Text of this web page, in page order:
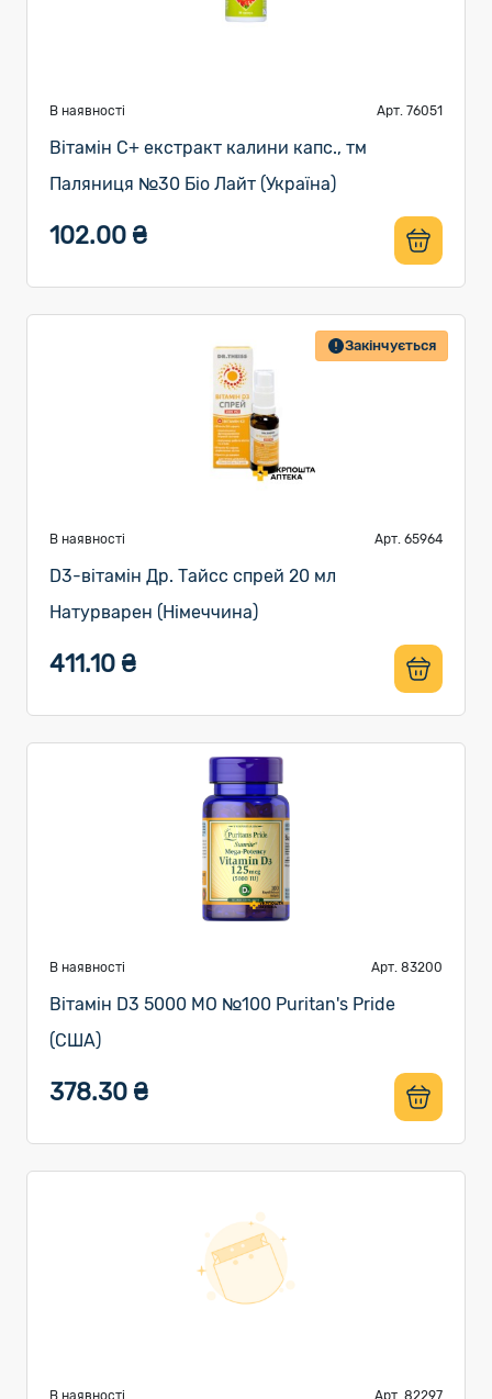
В наявності Арт. 76051
Вітамін C+ екстракт калини капс., тм
Паляниця №30 Біо Лайт (Україна)
102.00 ₴
Закінчується
В наявності Арт. 65964
D3-вітамін Др. Тайсс спрей 20 мл
Натурварен (Німеччина)
411.10 ₴
В наявності Арт. 83200
Вітамін D3 5000 МО №100 Puritan's Pride
(США)
378.30 ₴
В наявності Арт. 82297